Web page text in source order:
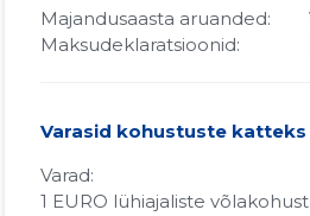
Majandusaasta aruanded:
Maksudeklaratsioonid:
Varasid kohustuste katteks
Varad:
1 EURO lühiajaliste